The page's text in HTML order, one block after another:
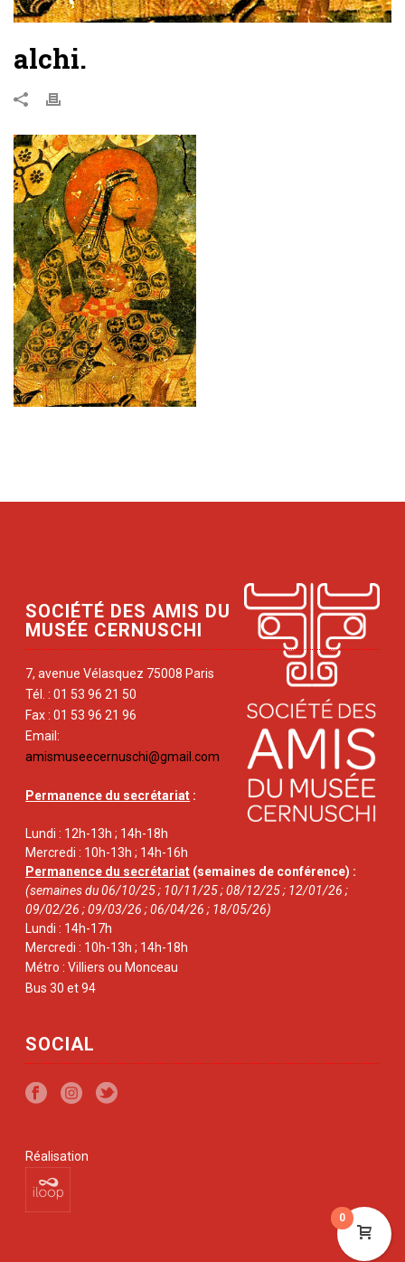
alchi.
SOCIÉTÉ DES AMIS DU
MUSÉE CERNUSCHI
7, avenue Vélasquez 75008 Paris
Tél. : 01 53 96 21 50
Fax : 01 53 96 21 96
Email:
amismuseecernuschi@gmail.com
Permanence du secrétariat :
Lundi : 12h-13h ; 14h-18h
Mercredi : 10h-13h ; 14h-16h
Permanence du secrétariat (semaines de conférence) :
(semaines du 06/10/25 ; 10/11/25 ; 08/12/25 ; 12/01/26 ;
09/02/26 ; 09/03/26 ; 06/04/26 ; 18/05/26)
Lundi : 14h-17h
Mercredi : 10h-13h ; 14h-18h
Métro : Villiers ou Monceau
Bus 30 et 94
SOCIAL
Réalisation
0